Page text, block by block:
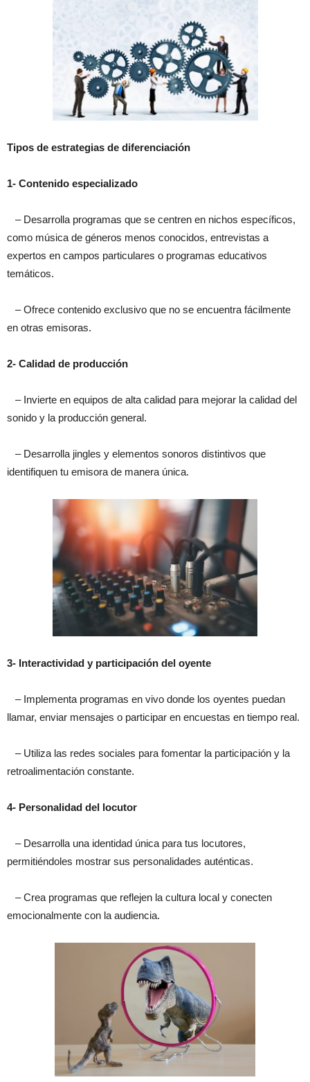
Tipos de estrategias de diferenciación
1- Contenido especializado
– Desarrolla programas que se centren en nichos específicos,
como música de géneros menos conocidos, entrevistas a
expertos en campos particulares o programas educativos
temáticos.
– Ofrece contenido exclusivo que no se encuentra fácilmente
en otras emisoras.
2- Calidad de producción
– Invierte en equipos de alta calidad para mejorar la calidad del
sonido y la producción general.
– Desarrolla jingles y elementos sonoros distintivos que
identifiquen tu emisora de manera única.
3- Interactividad y participación del oyente
– Implementa programas en vivo donde los oyentes puedan
llamar, enviar mensajes o participar en encuestas en tiempo real.
– Utiliza las redes sociales para fomentar la participación y la
retroalimentación constante.
4- Personalidad del locutor
– Desarrolla una identidad única para tus locutores,
permitiéndoles mostrar sus personalidades auténticas.
– Crea programas que reflejen la cultura local y conecten
emocionalmente con la audiencia.